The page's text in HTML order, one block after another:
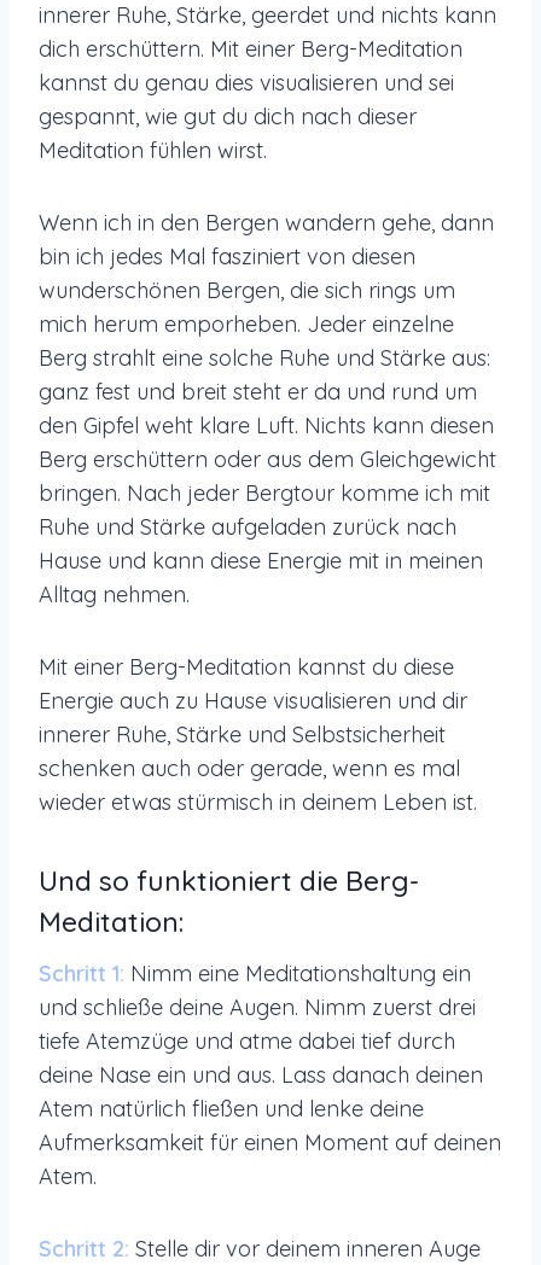
innerer Ruhe, Stärke, geerdet und nichts kann
dich erschüttern. Mit einer Berg-Meditation
kannst du genau dies visualisieren und sei
gespannt, wie gut du dich nach dieser
Meditation fühlen wirst.
Wenn ich in den Bergen wandern gehe, dann
bin ich jedes Mal fasziniert von diesen
wunderschönen Bergen, die sich rings um
mich herum emporheben. Jeder einzelne
Berg strahlt eine solche Ruhe und Stärke aus:
ganz fest und breit steht er da und rund um
den Gipfel weht klare Luft. Nichts kann diesen
Berg erschüttern oder aus dem Gleichgewicht
bringen. Nach jeder Bergtour komme ich mit
Ruhe und Stärke aufgeladen zurück nach
Hause und kann diese Energie mit in meinen
Alltag nehmen.
Mit einer Berg-Meditation kannst du diese
Energie auch zu Hause visualisieren und dir
innerer Ruhe, Stärke und Selbstsicherheit
schenken auch oder gerade, wenn es mal
wieder etwas stürmisch in deinem Leben ist.
Und so funktioniert die Berg-
Meditation:
Schritt 1: Nimm eine Meditationshaltung ein
und schließe deine Augen. Nimm zuerst drei
tiefe Atemzüge und atme dabei tief durch
deine Nase ein und aus. Lass danach deinen
Atem natürlich fließen und lenke deine
Aufmerksamkeit für einen Moment auf deinen
Atem.
Schritt 2: Stelle dir vor deinem inneren Auge